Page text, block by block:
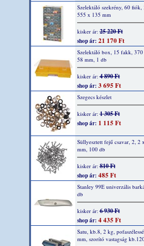
Szelektáló szekrény, 60 fiók,
555 x 135 mm
kisker ár:25 220 Ft
shop ár: 21 170 Ft
Szelektáló box, 15 fakk,
58 mm, 1 db
kisker ár:4 890 Ft
shop ár: 3 695 Ft
Szegecs készlet
kisker ár:1 305 Ft
shop ár: 1 115 Ft
Süllyesztett fejű csavar, 2, 2
mm, 100 db
kisker ár:810 Ft
shop ár: 485 Ft
Stanley 99E univerzális
db
kisker ár:6 930 Ft
shop ár: 4 435 Ft
Satu, kb.8, 2 kg,
mm, szorító vastagság